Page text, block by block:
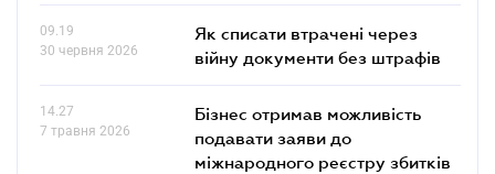
09.19
30 червня 2026
Як списати втрачені через
війну документи без штрафів
14.27
7 травня 2026
Бізнес отримав можливість
подавати заяви до
міжнародного реєстру збитків